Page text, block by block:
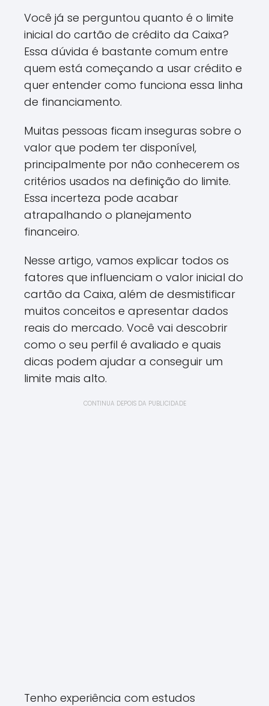
Você já se perguntou quanto é o limite
inicial do cartão de crédito da Caixa?
Essa dúvida é bastante comum entre
quem está começando a usar crédito e
quer entender como funciona essa linha
de financiamento.
Muitas pessoas ficam inseguras sobre o
valor que podem ter disponível,
principalmente por não conhecerem os
critérios usados na definição do limite.
Essa incerteza pode acabar
atrapalhando o planejamento
financeiro.
Nesse artigo, vamos explicar todos os
fatores que influenciam o valor inicial do
cartão da Caixa, além de desmistificar
muitos conceitos e apresentar dados
reais do mercado. Você vai descobrir
como o seu perfil é avaliado e quais
dicas podem ajudar a conseguir um
limite mais alto.
CONTINUA DEPOIS DA PUBLICIDADE
Tenho experiência com estudos